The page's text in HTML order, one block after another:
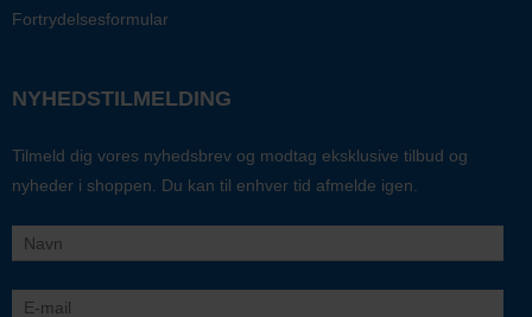
Fortrydelsesformular
NYHEDSTILMELDING
Tilmeld dig vores nyhedsbrev og modtag eksklusive tilbud og
nyheder i shoppen. Du kan til enhver tid afmelde igen.